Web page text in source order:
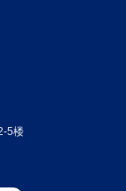
5楼